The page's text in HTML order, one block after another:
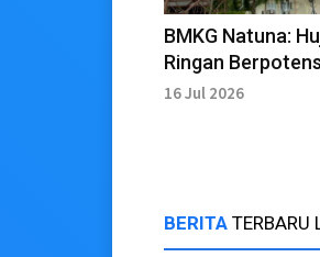
BMKG Natuna:
Ringan
di Sejumlah
16 Jul 2026
BERITA TERBARU